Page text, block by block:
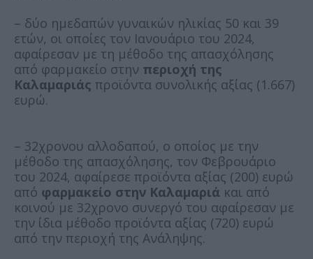
– δύο ημεδαπών γυναικών ηλικίας 50 και 39
ετών, οι οποίες τον Ιανουάριο του 2024,
αφαίρεσαν με τη μέθοδο της απασχόλησης
από φαρμακείο στην περιοχή της
Καλαμαριάς προϊόντα συνολικής αξίας (1.667)
ευρώ.
– 32χρονου αλλοδαπού, ο οποίος με την
μέθοδο της απασχόλησης, τον Φεβρουάριο
του 2024, αφαίρεσε προϊόντα αξίας (200) ευρώ
από φαρμακείο στην Καλαμαριά και από
κοινού με 32χρονο συνεργό του αφαίρεσαν με
την ίδια μέθοδο προϊόντα αξίας (720) ευρώ
από την περιοχή της Ανάληψης.